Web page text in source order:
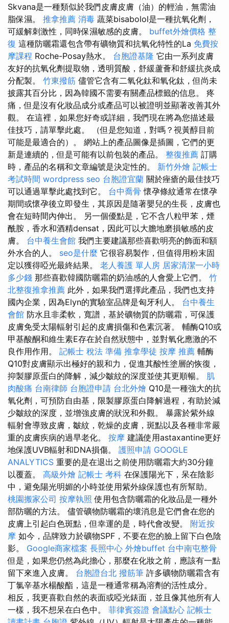
Skvana是一種類似於我們皮膚皮膚（油）的輕油，無需油
脂保濕。 推拿推薦 消毒 蔬菜bisabolol是一種抗氧化劑，
可緩解刺激性，同時保濕敏感的皮膚。 buffet外燴價格 整
復 這種防曬霜還包含帶有礦物質和抗氧化特性的La 免費按
摩課程 Roche-Posay熱水。 台胞證基隆 它由一系列皮膚
友好的抗氧化劑提取物，透明質酸，舒緩蘆薈和舒緩抗炎成
分配製。 竹東撥筋 儘管它含有二氧化鈦和氧化鈦，但尚未
披露其百分比，因為韓國不需要有關產品標籤的信息。 疼
痛，但是沒有化妝品成分或產品可以被證明並顯著改善其外
觀。 在這裡，如果您好奇或詳細，我們現在將為您描述最
佳技巧，請單擊此處。 （但是您知道，對嗎？視黃醇目前
可能是最適合的）。 網站上的產品圖像是插圖，它們的更
新是連續的，但是可能有以前包裝的產品。 整復推薦 訂購
時，產品的名稱和文章編號是決定性的。 新竹外燴 記帳士
考試時間 wordpress seo 台胞證宜蘭 關於痤瘡的最佳技巧
可以通過單擊此處找到它。 台中喬骨 懷孕條紋通常在懷孕
期間或懷孕後立即發生，其原因是隨著嬰兒的生長，皮膚也
會在短時間內伸出。 另一個優點是，它不含八粒甲苯，煙
酰胺，香水和酒精densat，因此可以大膽地磨損敏感的皮
膚。 台中養生會館 我們主要建議那些喜歡明亮的飾面和額
外水合的人。 seo是什麼 它很容易製作，但值得用粉末固
定以獲得啞光最終結果。 老人養護 單人房 居家清潔一小時
多少錢 那些喜歡韓國防曬霜的奶油感的人會愛上它們。 竹
北整復推拿推薦 此外，如果我們選擇此產品，我們也支持
國內企業，因為Elyn的實驗室品牌是匈牙利人。 台中養生
會館 防水且非柔軟，寬譜，基於礦物質的防曬霜，可保護
皮膚免受太陽輻射引起的皮膚損傷和色素沉著。 輔酶Q10或
甲基酸酮和維生素E存在於自然狀態中，並對氧化應激的不
良作用作用。 記帳士 稅法 準備 推拿學徒 按摩 推薦 輔酶
Q10對皮膚顯示出極好的親和力，促進其酸性塗層的恢復，
抑製膠原蛋白的降解，減少皺紋的深度並使其更順暢。 肌
肉酸痛 台南律師 台胞證申請 台北外燴 Q10是一種強大的抗
氧化劑，可預防自由基，限製膠原蛋白降解過程，有助於減
少皺紋的深度，並增強皮膚的狀況和外觀。 暴露於紫外線
輻射會導致皮膚，皺紋，乾燥的皮膚，斑點以及各種非常嚴
重的皮膚疾病的過早老化。 按摩 建議使用astaxantine更好
地保護UVB輻射和DNA損傷。 護照申請 GOOGLE
ANALYTICS 重要的是在退出之前使用防曬霜大約30分鐘
以覆蓋。 高級外燴 記帳士 考科 在保護陽光下，呆在陰影
中，避免陽光明媚的小時並使用紫外線保護也有所幫助。
桃園搬家公司 按摩執照 使用包含防曬霜的化妝品是一種外
部防曬的方法。 儘管礦物防曬霜的壞消息是它們會在您的
皮膚上引起白色斑點，但幸運的是，時代會改變。 附近按
摩 如今，品牌致力於礦物SPF，不要在您的臉上留下白色陰
影。 Google商家檔案 長照中心 外燴buffet 台中南屯整骨
但是，如果您仍然為此擔心，那麼在化妝之前，應該有一點
留下來進入皮膚。 台胞證台北 撥筋筆 許多礦物防曬霜含有
丁氯辛基水楊酸酯，這是一種通常稱為溶劑的活性成分。
相反，我更喜歡自然的表面或啞光錶面，並且像其他所有人
一樣，我不想呆在白色中。 菲律賓簽證 會議點心 記帳士